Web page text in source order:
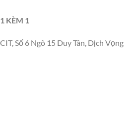
KÈM 1
Số 6 Ngõ 15 Duy Tân, Dịch Vọng